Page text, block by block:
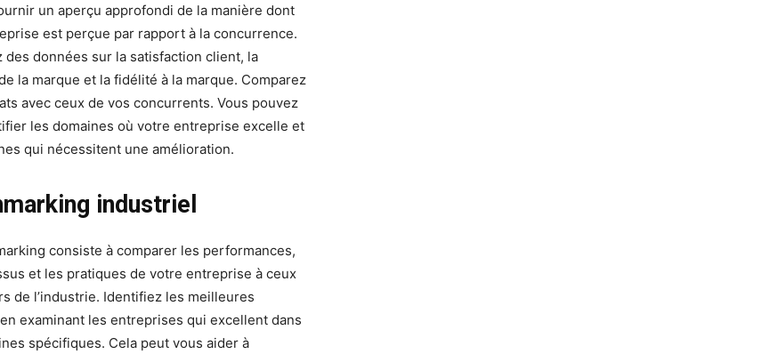
un aperçu approfondi de la manière dont
est perçue par rapport à la concurrence.
des données sur la satisfaction client, la
la marque et la fidélité à la marque. Comparez
avec ceux de vos concurrents. Vous pouvez
les domaines où votre entreprise excelle et
qui nécessitent une amélioration.
industriel
consiste à comparer les performances,
et les pratiques de votre entreprise à ceux
de l’industrie. Identifiez les meilleures
examinant les entreprises qui excellent dans
spécifiques. Cela peut vous aider à